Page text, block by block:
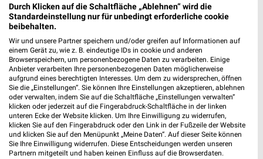
Heute geschlossen
Renner Münchberg
Sparnecker Str. 84
95213 Münchberg
Heute geschlossen
283,19 km • Angebote: 1 Prospekt
Durch Klicken auf die Schaltfläche „Ablehnen“ wird die
Standardeinstellung nur für unbedingt erforderliche cookie
beibehalten.
Wir und unsere Partner speichern und/oder greifen auf Informationen auf
einem Gerät zu, wie z. B. eindeutige IDs in cookie und anderen
Browserspeichern, um personenbezogene Daten zu verarbeiten. Einige
Anbieter verarbeiten Ihre personenbezogenen Daten möglicherweise
aufgrund eines berechtigten Interesses. Um dem zu widersprechen, öffnen
Sie die „Einstellungen“. Sie können Ihre Einstellungen akzeptieren, ablehnen
oder verwalten, indem Sie auf die Schaltfläche „Einstellungen verwalten“
klicken oder jederzeit auf die Fingerabdruck-Schaltfläche in der linken
unteren Ecke der Website klicken. Um Ihre Einwilligung zu widerrufen,
klicken Sie auf den Fingerabdruck oder den Link in der Fußzeile der Website
und klicken Sie auf den Menüpunkt „Meine Daten“. Auf dieser Seite können
Sie Ihre Einwilligung widerrufen. Diese Entscheidungen werden unseren
Partnern mitgeteilt und haben keinen Einfluss auf die Browserdaten.